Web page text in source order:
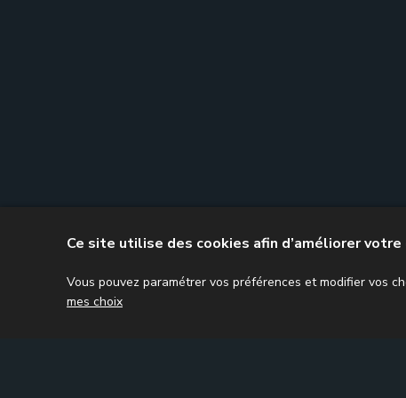
Ce site utilise des cookies afin d’améliorer
Vous pouvez paramétrer vos préférences et modifier vos
mes choix